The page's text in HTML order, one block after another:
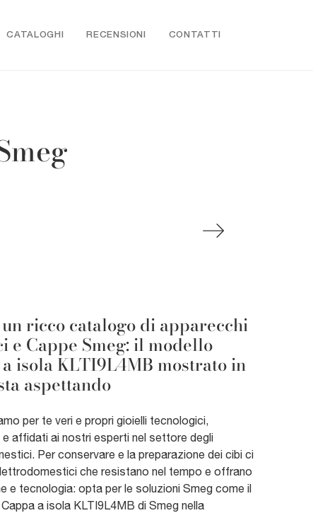
CATALOGHI RECENSIONI CONTATTI
ricco catalogo di apparecchi
e Cappe Smeg: il modello
isola KLTI9L4MB mostrato in
aspettando
per te veri e propri gioielli tecnologici,
affidati ai nostri esperti nel settore degli
Per conservare e la preparazione dei cibi ci
che resistano nel tempo e offrano
e tecnologia: opta per le soluzioni Smeg come il
a isola KLTI9L4MB di Smeg nella